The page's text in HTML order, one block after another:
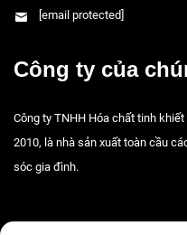
[email protected]
Công ty của
Công ty TNHH Hóa chất tinh
2010, là nhà sản xuất toàn cầu
sóc gia đình.